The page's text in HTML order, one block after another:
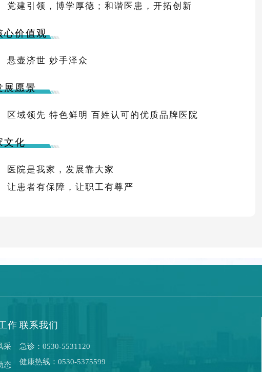
党建引领，博学厚德；和谐医患，开拓创新
心价值观
悬壶济世 妙手泽众
展愿景
区域领先 特色鲜明 百姓认可的优质品牌医院
文化
医院是我家，发展靠大家
让患者有保障，让职工有尊严
作
采
态
联系我们
急诊：0530-5531120
健康热线：0530-5375599